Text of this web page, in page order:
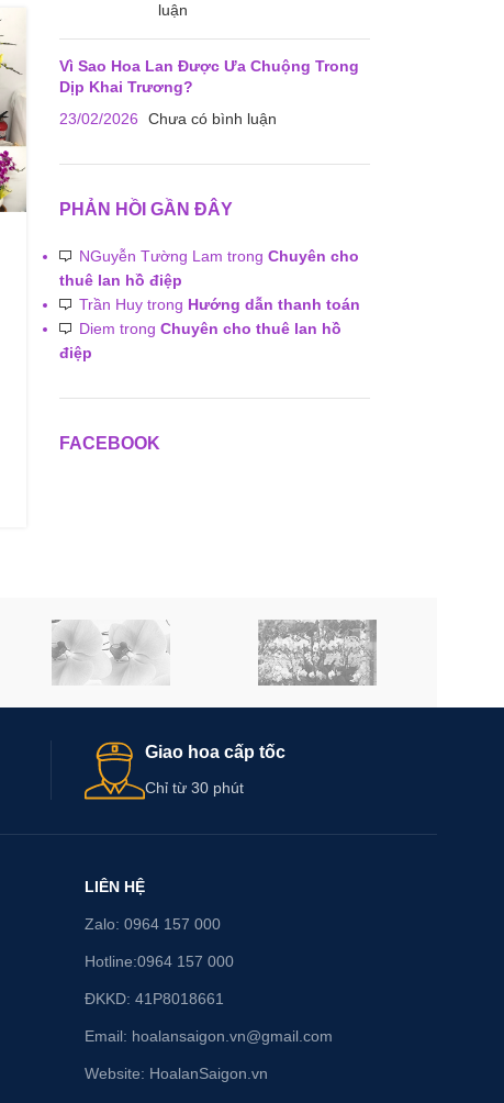
luận
Vì Sao Hoa Lan Được Ưa Chuộng Trong
Dịp Khai Trương?
23/02/2026
Chưa có bình luận
PHẢN HỒI GẦN ĐÂY
NGuyễn Tường Lam trong Chuyên cho
thuê lan hồ điệp
Trần Huytrong Hướng dẫn thanh toán
Diem trong Chuyên cho thuê lan hồ
điệp
FACEBOOK
Giao hoa cấp tốc
Chỉ từ 30 phút
LIÊN HỆ
Zalo: 0964 157 000
Hotline:0964 157 000
ĐKKD: 41P8018661
Email: hoalansaigon.vn@gmail.com
Website: HoalanSaigon.vn